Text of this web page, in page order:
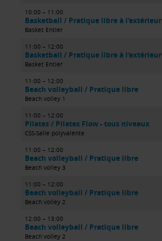
10:00 – 11:00
Basketball / Pratique libre à l'extérieur
Basket Entier
11:00 – 12:00
Basketball / Pratique libre à l'extérieur
Basket Entier
11:00 – 12:00
Beach volleyball / Pratique libre
Beach volley 1
11:00 – 12:00
Pilates / Pilates Flow - tous niveaux
CSS-Salle polyvalente
11:00 – 12:00
Beach volleyball / Pratique libre
Beach volley 3
11:00 – 12:00
Beach volleyball / Pratique libre
Beach volley 2
12:00 – 13:00
Beach volleyball / Pratique libre
Beach volley 2